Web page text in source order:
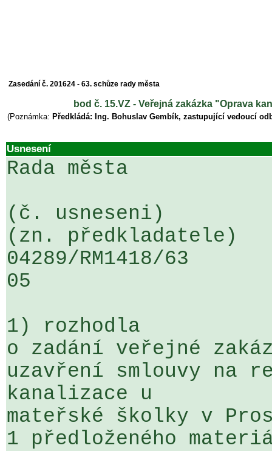
Zasedání č. 201624 - 63. schůze rady města
bod č. 15.VZ - Veřejná zakázka "Oprava
(Poznámka: Předkládá: Ing. Bohuslav Gembík, zastupující vedoucí
Usnesení
Rada města
(č. usneseni)
(zn. předkladatele)
04289/RM1418/
05
1) rozhodla
o zadání veřejné
uzavření smlouvy na
kanalizace u
mateřské školky v
1 předloženého